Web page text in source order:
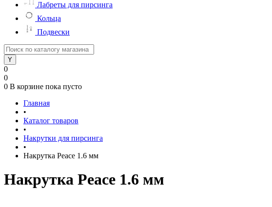
Лабреты для пирсинга
Кольца
Подвески
0
0
0 В корзине пока пусто
Главная
•
Каталог товаров
•
Накрутки для пирсинга
•
Накрутка Peace 1.6 мм
Накрутка Peace 1.6 мм